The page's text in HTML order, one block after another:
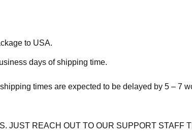
to USA.
days of shipping time.
times are expected to be delayed by 5 – 7
JUST REACH OUT TO OUR SUPPORT STAFF